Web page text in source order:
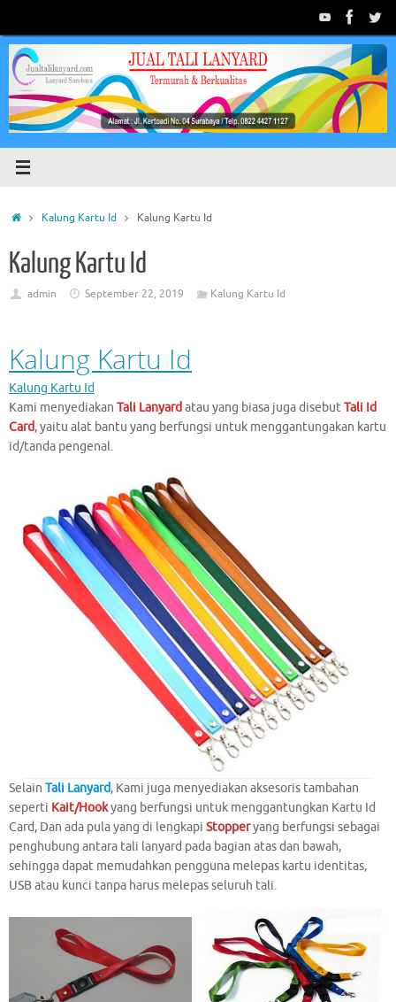
content
HomeKalung Kartu Id Kalung Kartu Id
Kalung Kartu Id
admin September 22, 2019 Kalung Kartu Id
Kalung Kartu Id
Kalung Kartu Id
Kami menyediakan Tali Lanyardatau yang biasa juga disebutTali Id
Card, yaitu alat bantu yang berfungsi untuk menggantungakan kartu
id/tanda pengenal.
Selain Tali Lanyard, Kami juga menyediakan aksesoris tambahan
seperti Kait/Hookyang berfungsi untuk menggantungkan Kartu Id
Card, Dan ada pula yang di lengkapi Stopperyang berfungsi sebagai
penghubung antara tali lanyard pada bagian atas dan bawah,
sehingga dapat memudahkan pengguna melepas kartu identitas,
USB atau kunci tanpa harus melepas seluruh tali.